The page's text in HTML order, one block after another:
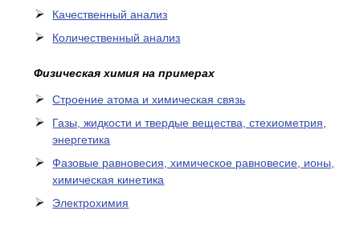
Качественный анализ
Количественный анализ
Физическая химия на примерах
Cтроение атома и химическая связь
Газы, жидкости и твердые вещества, стехиометрия,
энергетика
Фазовые равновесия, химическое равновесие, ионы,
химическая кинетика
Электрохимия